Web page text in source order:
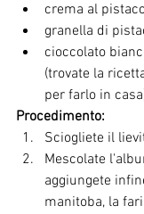
crema al
granella di
cioccolato
(trovate la
per farlo in
Procedimento:
Sciogliete il
Mescolate
aggiungete
manitoba, la